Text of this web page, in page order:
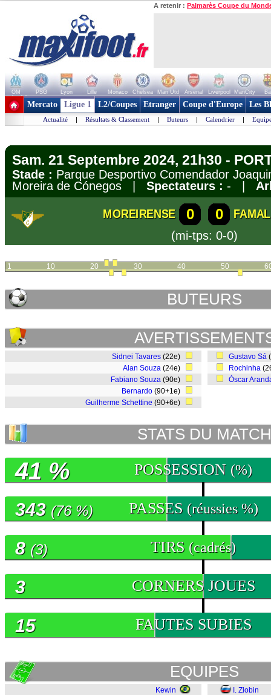
A retenir : Palmarès Coupe du
OM PSG Lyon Lille Monaco Chelsea Man Utd Arsenal Liverpool ManCity
+ de clubs
Mercato Ligue 1 L2/Coupes Etranger Coupe d'Europe Les
Actualité | Résultats & Classement | Buteurs | Calendrier |
Sam. 21 Septembre 2024, 21h30 -
Stade : Parque Desportivo Comendador
Moreira de Cónegos | Spectateurs : - |
MOREIRENSE 0 0
(mi-tps: 0-0)
1 10 20 30 40 50
BUTEURS
Sidnei Tavares (22e)
Alan Souza (24e)
Fabiano Souza (90e)
Bernardo (90+1e)
Guilherme Schettine (90+6e)
Gustavo Sá
Rochinha
Óscar
STATS DU MATCH
POSSESSION (%)
41 %
PASSES (réussies %)
343 (76 %)
TIRS (cadrés)
8 (3)
CORNERS JOUES
3
FAUTES SUBIES
15
EQUIPES
Kewin
I. Zlobin